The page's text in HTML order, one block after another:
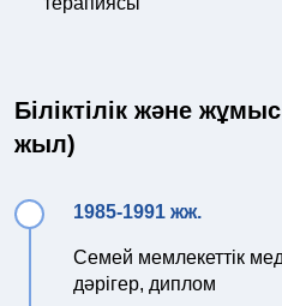
Біліктілік және
жыл)
1985-1991 жж.
Семей мемлекеттік
дәрігер, диплом